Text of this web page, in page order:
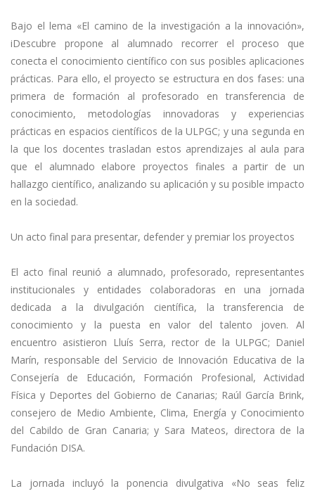
Bajo el lema «El camino de la investigación a la innovación»,
iDescubre propone al alumnado recorrer el proceso que
conecta el conocimiento científico con sus posibles aplicaciones
prácticas. Para ello, el proyecto se estructura en dos fases: una
primera de formación al profesorado en transferencia de
conocimiento, metodologías innovadoras y experiencias
prácticas en espacios científicos de la ULPGC; y una segunda en
la que los docentes trasladan estos aprendizajes al aula para
que el alumnado elabore proyectos finales a partir de un
hallazgo científico, analizando su aplicación y su posible impacto
en la sociedad.
Un acto final para presentar, defender y premiar los proyectos
El acto final reunió a alumnado, profesorado, representantes
institucionales y entidades colaboradoras en una jornada
dedicada a la divulgación científica, la transferencia de
conocimiento y la puesta en valor del talento joven. Al
encuentro asistieron Lluís Serra, rector de la ULPGC; Daniel
Marín, responsable del Servicio de Innovación Educativa de la
Consejería de Educación, Formación Profesional, Actividad
Física y Deportes del Gobierno de Canarias; Raúl García Brink,
consejero de Medio Ambiente, Clima, Energía y Conocimiento
del Cabildo de Gran Canaria; y Sara Mateos, directora de la
Fundación DISA.
La jornada incluyó la ponencia divulgativa «No seas feliz